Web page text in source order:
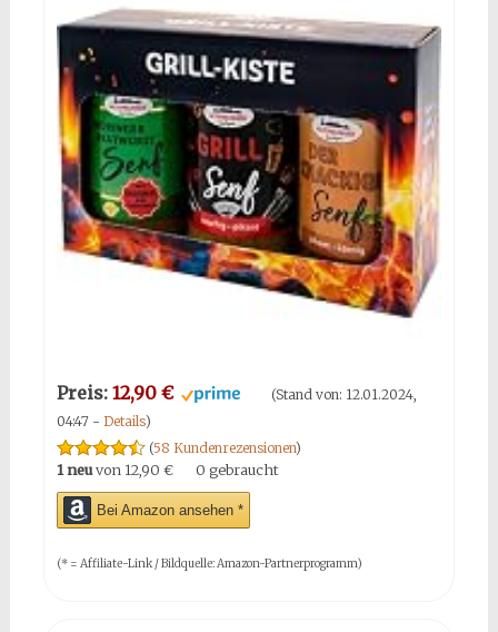
Preis: 12,90 €
(Stand von: 12.01.2024,
04:47 - Details)
(58 Kundenrezensionen)
1 neuvon 12,90 € 0 gebraucht
Bei Amazon ansehen *
(* = Affiliate-Link / Bildquelle: Amazon-Partnerprogramm)